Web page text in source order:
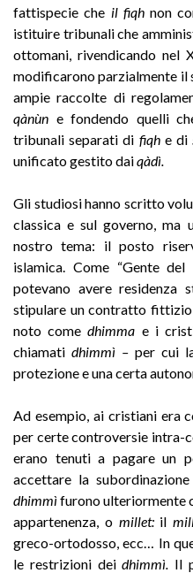
fattispecie che il fiqh non
istituire tribunali che
ottomani, rivendicando nel
modificarono parzialmente il
ampie raccolte di
qànùn e fondendo quelli
tribunali separati di fiqh e di
unificato gestito daiqàdì.
Gli studiosi hanno scritto
classica e sul governo,
nostro tema: il posto
islamica. Come “Gente del
potevano avere residenza
stipulare un contratto
noto comedhimma e i
chiamati dhimmì – per cui
protezione e una certa
Ad esempio, ai cristiani era
per certe controversie intra-
erano tenuti a pagare un
accettare la
dhimmìfurono ulteriormente
appartenenza, o millet: il
greco-ortodosso, ecc… In
le restrizioni deidhimmì. Il